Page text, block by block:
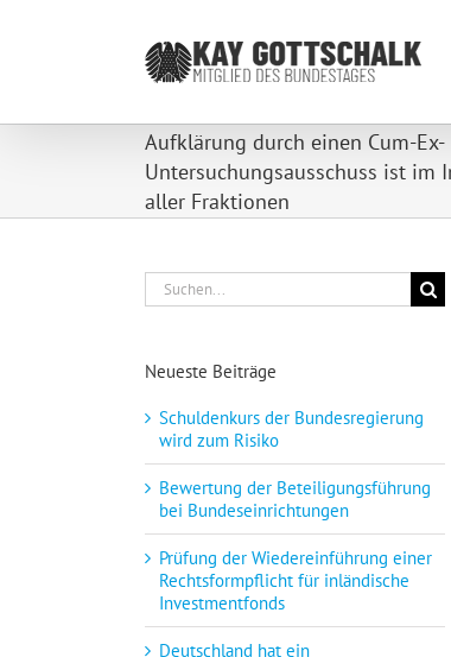
Aufklärung durch einen Cum-Ex-
Untersuchungsausschuss ist im
aller Fraktionen
Suche
nach:
Neueste Beiträge
Schuldenkurs der Bundesregierung
wird zum Risiko
Bewertung der Beteiligungsführung
bei Bundeseinrichtungen
Prüfung der Wiedereinführung einer
Rechtsformpflicht für inländische
Investmentfonds
Deutschland hat ein